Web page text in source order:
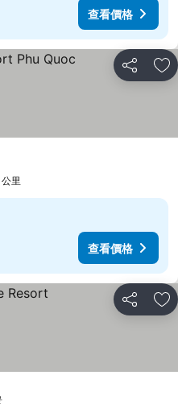
查看價格
分享 加
里
查看價格
分享 加